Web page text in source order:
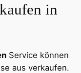
in
Service können
aus verkaufen.